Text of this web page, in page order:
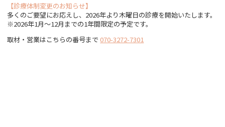
【診療体制変更のお知らせ】
多くのご要望にお応えし、2026年より木曜日の診療を開始いたします。
※2026年1月〜12月までの1年間限定の予定です。
取材・営業はこちらの番号まで 070-3272-7301